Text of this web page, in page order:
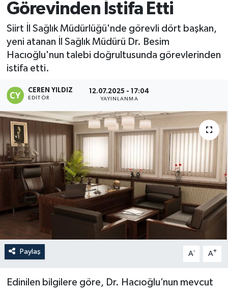
Görevinden İstifa Etti
Siirt İl Sağlık Müdürlüğü'nde görevli dört başkan,
yeni atanan İl Sağlık Müdürü Dr. Besim
Hacıoğlu'nun talebi doğrultusunda görevlerinden
istifa etti.
CEREN YILDIZ
EDITÖR
12.07.2025 - 17:04
YAYINLANMA
Paylaş A- A+
Edinilen bilgilere göre, Dr. Hacıoğlu’nun mevcut
Sendika
Kpss - Sınav
Haber Arşivi